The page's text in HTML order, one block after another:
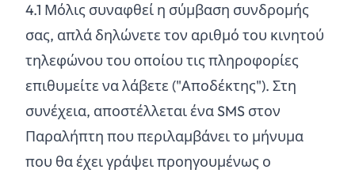
4.1 Μόλις συναφθεί η σύμβαση συνδρομής
σας, απλά δηλώνετε τον αριθμό του κινητού
τηλεφώνου του οποίου τις πληροφορίες
επιθυμείτε να λάβετε ("Αποδέκτης"). Στη
συνέχεια, αποστέλλεται ένα SMS στον
Παραλήπτη που περιλαμβάνει το μήνυμα
που θα έχει γράψει προηγουμένως ο